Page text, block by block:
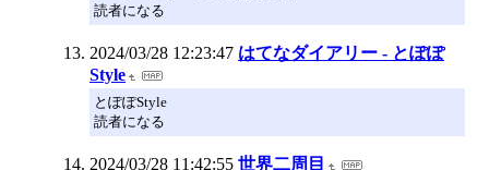
読者になる
2024/03/28 12:23:47 はてなダイアリー - とぽぽ
Style
とぽぽStyle
読者になる
2024/03/28 11:42:55 世界二周目